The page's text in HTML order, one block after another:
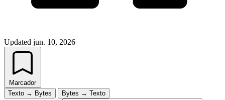
Updated jun. 10, 2026
Marcador
Texto → Bytes
Bytes → Texto